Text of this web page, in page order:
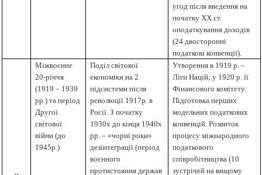
угод після введення на
початкуXX ст.
оподаткування доходів
(24 двосторонні
податкові конвенції).
Міжвоєнне
20-річчя
(1919 – 1939
рр.) та період
Другої
світової
війни (до
1945р.)
Поділ світової
економіки на 2
підсистеми після
революції 1917р. в
Росії. З початку
1930х до кінця 1940х
рр. – «чорні роки»
дезінтеграції (період
воєнного
протистояння держав
Утворення в 1919 р. –
Ліги Націй; у 1920 р. її
Фінансового комітету.
Підготовка перших
модельних податкових
конвенцій. Розвиток
процесу міжнародного
податкового
співробітництва (10
зуcтрічей на вищому